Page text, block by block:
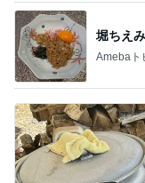
堀ちえ
Amebaト